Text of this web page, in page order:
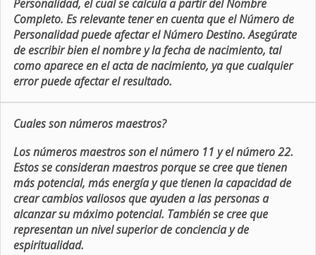
Personalidad, el cual se calcula a partir del Nombre
Completo. Es relevante tener en cuenta que el Número de
Personalidad puede afectar el Número Destino. Asegúrate
de escribir bien el nombre y la fecha de nacimiento, tal
como aparece en el acta de nacimiento, ya que cualquier
error puede afectar el resultado.
Cuales son números maestros?
Los números maestros son el número 11 y el número 22.
Estos se consideran maestros porque se cree que tienen
más potencial, más energía y que tienen la capacidad de
crear cambios valiosos que ayuden a las personas a
alcanzar su máximo potencial. También se cree que
representan un nivel superior de conciencia y de
espiritualidad.